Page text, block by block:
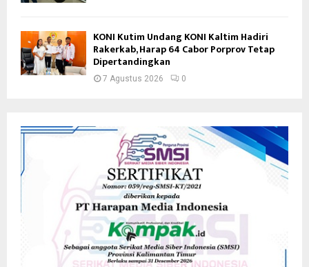
KONI Kutim Undang KONI Kaltim Hadiri
Rakerkab, Harap 64 Cabor Porprov Tetap
Dipertandingkan
7 Agustus 2026 0